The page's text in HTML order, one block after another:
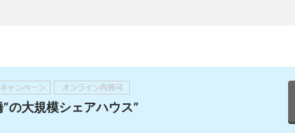
の大規模シェアハウス”